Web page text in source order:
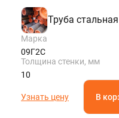
Труба
Марка
09Г2С
Толщина стенки, мм
10
Узнать цену В